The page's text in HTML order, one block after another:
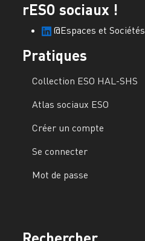
rESO sociaux !
@Espaces et Sociétés
Pratiques
Collection ESO HAL-SHS
Atlas sociaux ESO
Créer un compte
Se connecter
Mot de passe